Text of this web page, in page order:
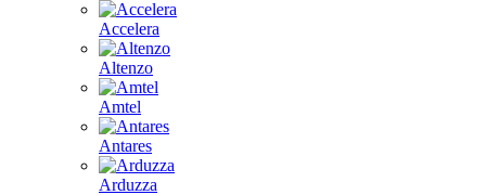
Accelera
Altenzo
Amtel
Antares
Arduzza